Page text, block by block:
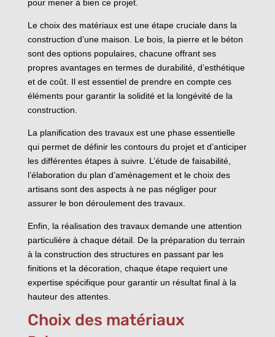
pour mener à bien ce projet.
Le choix des matériaux est une étape cruciale dans la
construction d’une maison. Le bois, la pierre et le béton
sont des options populaires, chacune offrant ses
propres avantages en termes de durabilité, d’esthétique
et de coût. Il est essentiel de prendre en compte ces
éléments pour garantir la solidité et la longévité de la
construction.
La planification des travaux est une phase essentielle
qui permet de définir les contours du projet et d’anticiper
les différentes étapes à suivre. L’étude de faisabilité,
l’élaboration du plan d’aménagement et le choix des
artisans sont des aspects à ne pas négliger pour
assurer le bon déroulement des travaux.
Enfin, la réalisation des travaux demande une attention
particulière à chaque détail. De la préparation du terrain
à la construction des structures en passant par les
finitions et la décoration, chaque étape requiert une
expertise spécifique pour garantir un résultat final à la
hauteur des attentes.
Choix des matériaux